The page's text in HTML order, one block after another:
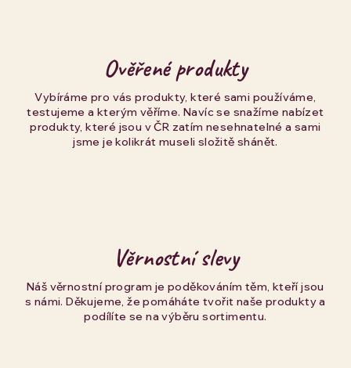
Ověřené produkty
Vybíráme pro vás produkty, které sami používáme,
testujeme a kterým věříme. Navíc se snažíme nabízet
produkty, které jsou v ČR zatím nesehnatelné a sami
jsme je kolikrát museli složitě shánět.
Věrnostní slevy
Náš věrnostní program je poděkováním těm, kteří jsou
s námi. Děkujeme, že pomáháte tvořit naše produkty a
podílíte se na výběru sortimentu.